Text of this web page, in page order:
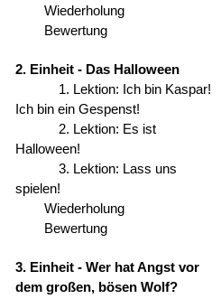
Wiederholung
Bewertung
2. Einheit - Das Halloween
1. Lektion: Ich bin Kaspar!
Ich bin ein Gespenst!
2. Lektion: Es ist
Halloween!
3. Lektion: Lass uns
spielen!
Wiederholung
Bewertung
3. Einheit - Wer hat Angst vor
dem großen, bösen Wolf?